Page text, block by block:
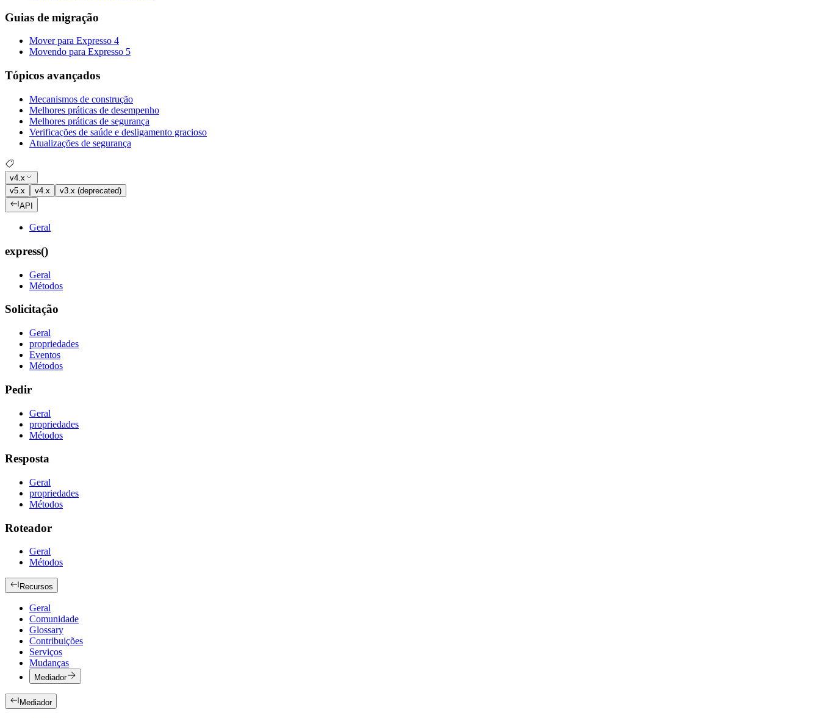
Guias de migração
Mover para Expresso 4
Movendo para Expresso 5
Tópicos avançados
Mecanismos de construção
Melhores práticas de desempenho
Melhores práticas de segurança
Verificações de saúde e desligamento gracioso
Atualizações de segurança
v4.x
v5.x
v4.x
v3.x (deprecated)
API
Geral
express()
Geral
Métodos
Solicitação
Geral
propriedades
Eventos
Métodos
Pedir
Geral
propriedades
Métodos
Resposta
Geral
propriedades
Métodos
Roteador
Geral
Métodos
Recursos
Geral
Comunidade
Glossary
Contribuições
Serviços
Mudanças
Mediador
Mediador